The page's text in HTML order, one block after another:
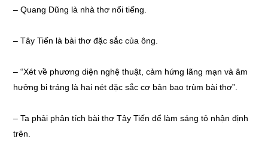
– Quang Dũng là nhà thơ nổi tiếng.
– Tây Tiến là bài thơ đặc sắc của ông.
– “Xét về phương diện nghệ thuật, cảm hứng lãng mạn và âm
hưởng bi tráng là hai nét đặc sắc cơ bản bao trùm bài thơ”.
– Ta phải phân tích bài thơ Tây Tiến để làm sáng tỏ nhận định
trên.